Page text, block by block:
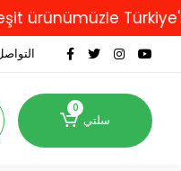
Türkiye'nin
0
سلتي